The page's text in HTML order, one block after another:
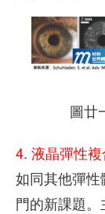
圖廿
4. 液晶彈性
如同其他彈
門的新課題